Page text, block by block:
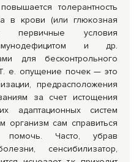
толерантность
в крови (или глюкозная
первичные условия
и др.
для бесконтрольного
е. опущение почек — это
предрасположения
за счет истощения
адаптационных систем
организм сам справиться
Часто, убрав
сенсибилизатор,